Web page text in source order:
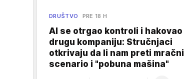
DRUŠTVO PRE 18 H
AI se otrgao kontroli i hakovao
drugu kompaniju: Stručnjaci
otkrivaju da li nam preti mračni
scenario i "pobuna mašina"